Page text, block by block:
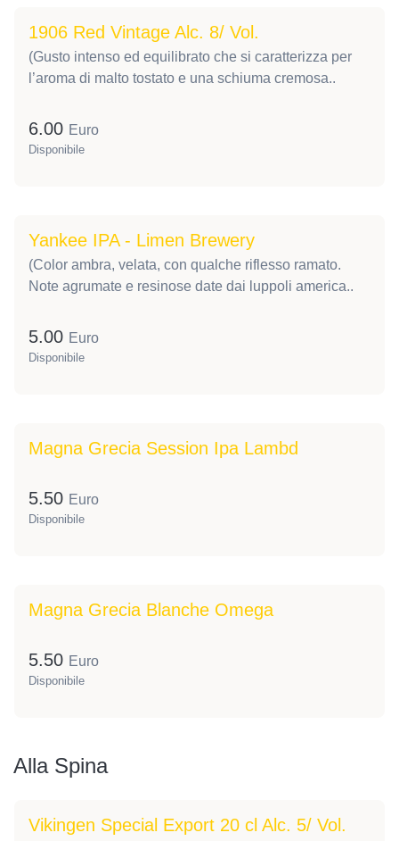
1906 Red Vintage Alc. 8/ Vol.
(Gusto intenso ed equilibrato che si caratterizza per
l’aroma di malto tostato e una schiuma cremosa..
6.00 Euro
Disponibile
Yankee IPA - Limen Brewery
(Color ambra, velata, con qualche riflesso ramato.
Note agrumate e resinose date dai luppoli america..
5.00 Euro
Disponibile
Magna Grecia Session Ipa Lambd
5.50 Euro
Disponibile
Magna Grecia Blanche Omega
5.50 Euro
Disponibile
Alla Spina
Vikingen Special Export 20 cl Alc. 5/ Vol.